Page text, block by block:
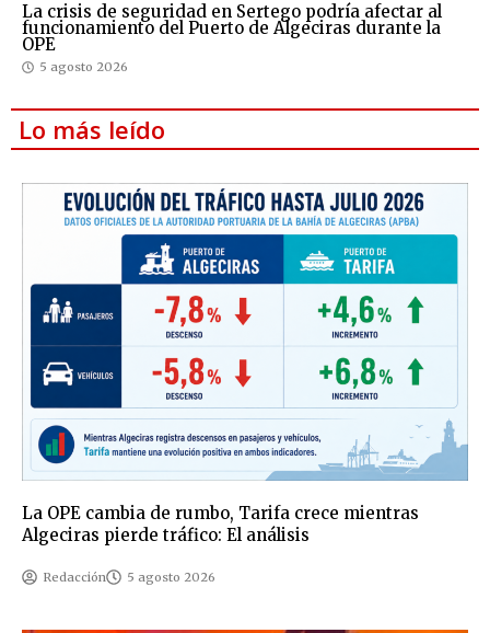
La crisis de seguridad en Sertego podría afectar al
funcionamiento del Puerto de Algeciras durante la
OPE
5 agosto 2026
Lo más leído
La OPE cambia de rumbo, Tarifa crece mientras
Algeciras pierde tráfico: El análisis
Redacción 5 agosto 2026